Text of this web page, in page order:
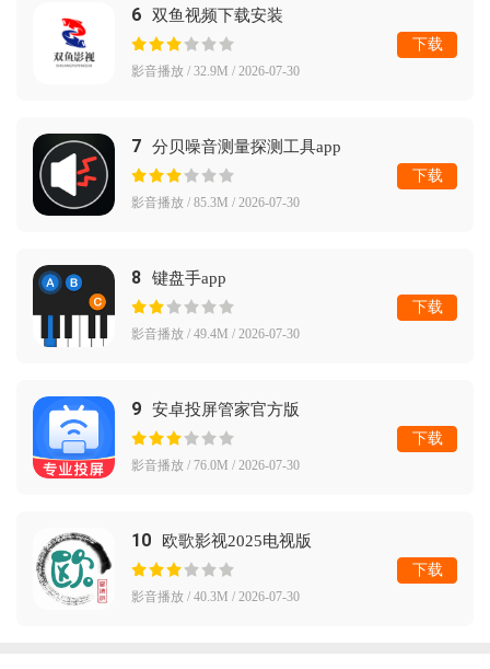
6 双鱼视频下载安装
影音播放 / 32.9M / 2026-07-30
下载
7 分贝噪音测量探测工具app
影音播放 / 85.3M / 2026-07-30
下载
8 键盘手app
影音播放 / 49.4M / 2026-07-30
下载
9 安卓投屏管家官方版
影音播放 / 76.0M / 2026-07-30
下载
10 欧歌影视2025电视版
影音播放 / 40.3M / 2026-07-30
下载